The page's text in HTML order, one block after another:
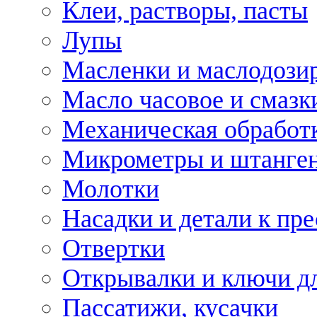
Клеи, растворы, пасты
Лупы
Масленки и
Масло часовое и
Механическая
Микрометры и
Молотки
Насадки и детали к
Отвертки
Открывалки и ключи
Пассатижи, кусачки